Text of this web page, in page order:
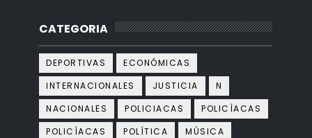
CATEGORIA
DEPORTIVAS
ECONÓMICAS
INTERNACIONALES
JUSTICIA
N
NACIONALES
POLICIACAS
POLICÌACAS
POLICÍACAS
POLÍTICA MÙSICA